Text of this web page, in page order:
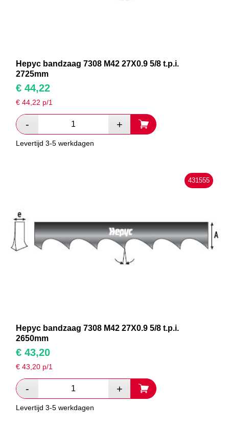
Hepyc bandzaag 7308 M42 27X0.9 5/8 t.p.i.
2725mm
€ 44,22
€44,22 p/1
Levertijd 3-5 werkdagen
431555
Hepyc bandzaag 7308 M42 27X0.9 5/8 t.p.i.
2650mm
€ 43,20
€43,20 p/1
Levertijd 3-5 werkdagen